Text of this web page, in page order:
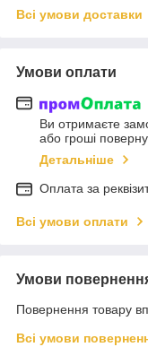
Всі умови доставки
Умови оплати
Ви отримаєте
або гроші
Детальніше
Оплата за
Всі умови оплати
Умови
Повернення товару
Всі умови